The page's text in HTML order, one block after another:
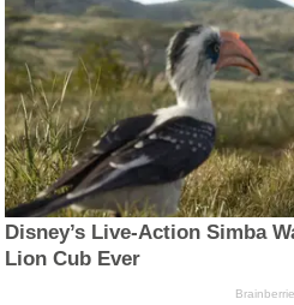
Disney’s Live-Action Simba
Lion Cub Ever